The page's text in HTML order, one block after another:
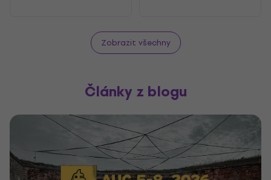
Zobrazit všechny
Články z blogu